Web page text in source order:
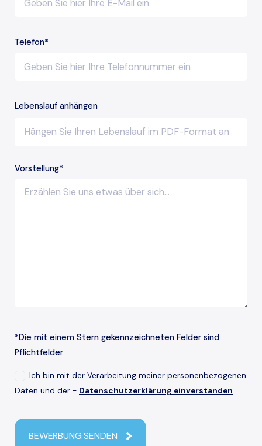
Telefon*
Lebenslauf anhängen
Hängen Sie Ihren Lebenslauf im PDF-Format an
Vorstellung*
*Die mit einem Stern gekennzeichneten Felder sind
Pflichtfelder
Ich bin mit der Verarbeitung meiner personenbezogenen
Daten und der - Datenschutzerklärung einverstanden
BEWERBUNG SENDEN